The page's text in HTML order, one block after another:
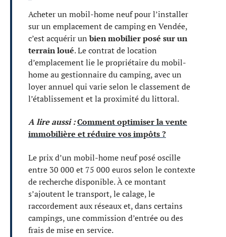
Acheter un mobil-home neuf pour l’installer
sur un emplacement de camping en Vendée,
c’est acquérir unbien mobilier posé sur un
terrain loué. Le contrat de location
d’emplacement lie le propriétaire du mobil-
home au gestionnaire du camping, avec un
loyer annuel qui varie selon le classement de
l’établissement et la proximité du littoral.
A lire aussi :Comment optimiser la vente
immobilière et réduire vos impôts ?
Le prix d’un mobil-home neuf posé oscille
entre 30 000 et 75 000 euros selon le contexte
de recherche disponible. À ce montant
s’ajoutent le transport, le calage, le
raccordement aux réseaux et, dans certains
campings, une commission d’entrée ou des
frais de mise en service.